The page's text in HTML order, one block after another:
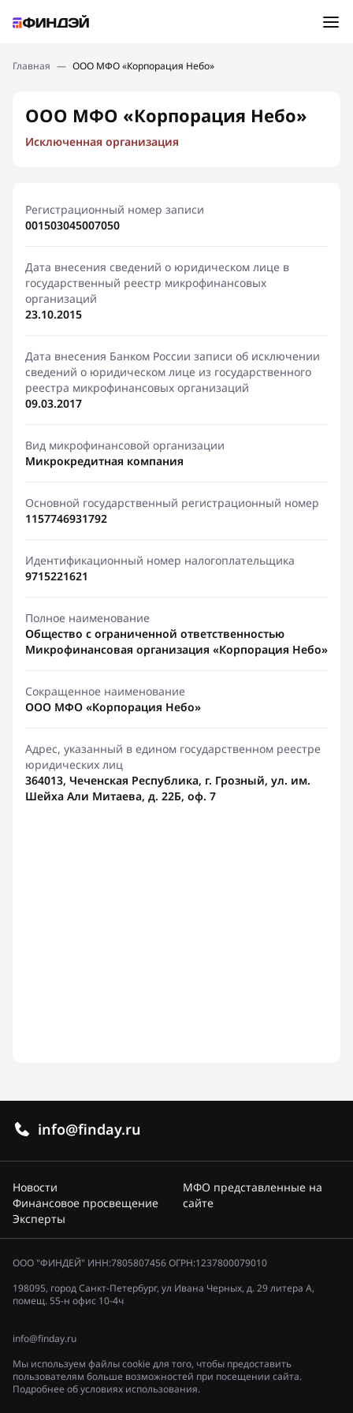
Подбор займа
Новости
Финансовое просвещение
Главная — ООО МФО «Корпорация Небо»
ООО МФО «Корпорация Небо»
Исключенная организация
Регистрационный номер записи
001503045007050
Дата внесения сведений о юридическом лице в
государственный реестр микрофинансовых
организаций
23.10.2015
Дата внесения Банком России записи об исключении
сведений о юридическом лице из государственного
реестра микрофинансовых организаций
09.03.2017
Вид микрофинансовой организации
Микрокредитная компания
Основной государственный регистрационный номер
1157746931792
Идентификационный номер налогоплательщика
9715221621
Полное наименование
Общество с ограниченной ответственностью
Микрофинансовая организация «Корпорация Небо»
Сокращенное наименование
ООО МФО «Корпорация Небо»
Адрес, указанный в едином государственном реестре
юридических лиц
364013, Чеченская Республика, г. Грозный, ул. им.
Шейха Али Митаева, д. 22Б, оф. 7
info@finday.ru
Новости
Финансовое просвещение
Эксперты
МФО представленные на
сайте
ООО "ФИНДЕЙ" ИНН:7805807456 ОГРН:1237800079010
198095, город Санкт-Петербург, ул Ивана Черных, д. 29 литера А,
помещ. 55-н офис 10-4ч
info@finday.ru
Мы используем файлы cookie для того, чтобы предоставить
пользователям больше возможностей при посещении сайта.
Подробнее об условиях использования.
Ошибка:Контактная форма не найдена.
Спасибо, что написали нам
Мы свяжемся с Вами в ближайшее время и сообщим
результат
Отправить новый запрос